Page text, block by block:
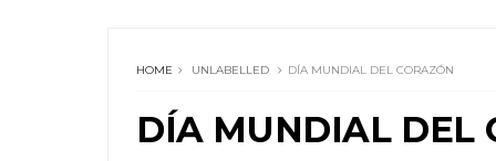
HOME UNLABELLED DÍA MUNDIAL DEL CORAZÓN
DÍA MUNDIAL DEL